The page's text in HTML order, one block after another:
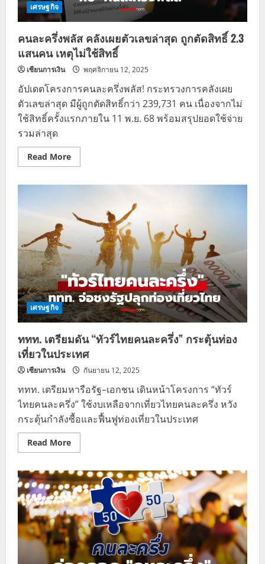
เศรษฐกิจ
คนละครึ่งพลัส คลังเผยตัวเลขล่าสุด ถูกตัดสิทธิ์ 2.3
แสนคน เหตุไม่ใช้สิทธิ์
เซียนการเงิน พฤศจิกายน 12, 2025
อัปเดตโครงการคนละครึ่งพลัส! กระทรวงการคลังเผย
ตัวเลขล่าสุด มีผู้ถูกตัดสิทธิ์กว่า 239,731 คน เนื่องจากไม่
ใช้สิทธิ์ครั้งแรกภายใน 11 พ.ย. 68 พร้อมสรุปยอดใช้จ่าย
รวมล่าสุด
Read MoreRead
more
เผย
ตัวเลข
ล่าสุด
ถูก
ตัด
สิทธิ์
2.3
แสน
คน
เหตุ
ไม่
ใช้
สิทธิ์
เศรษฐกิจ
ททท. เตรียมดัน “ทัวร์ไทยคนละครึ่ง” กระตุ้นท่อง
เที่ยวในประเทศ
เซียนการเงิน กันยายน 12, 2025
ททท. เตรียมหารือรัฐ–เอกชน เดินหน้าโครงการ “ทัวร์
ไทยคนละครึ่ง” ใช้งบเหลือจากเที่ยวไทยคนละครึ่ง หวัง
กระตุ้นกำลังซื้อและฟื้นฟูท่องเที่ยวในประเทศ
Read MoreRead
more
เตรียม
ดัน
“ทัวร์
ไทย
คนละ
ครึ่ง”
กระตุ้น
ท่อง
เที่ยว
ใน
ประเทศ